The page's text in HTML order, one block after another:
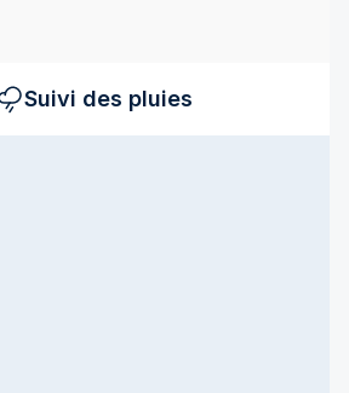
Suivi des pluies